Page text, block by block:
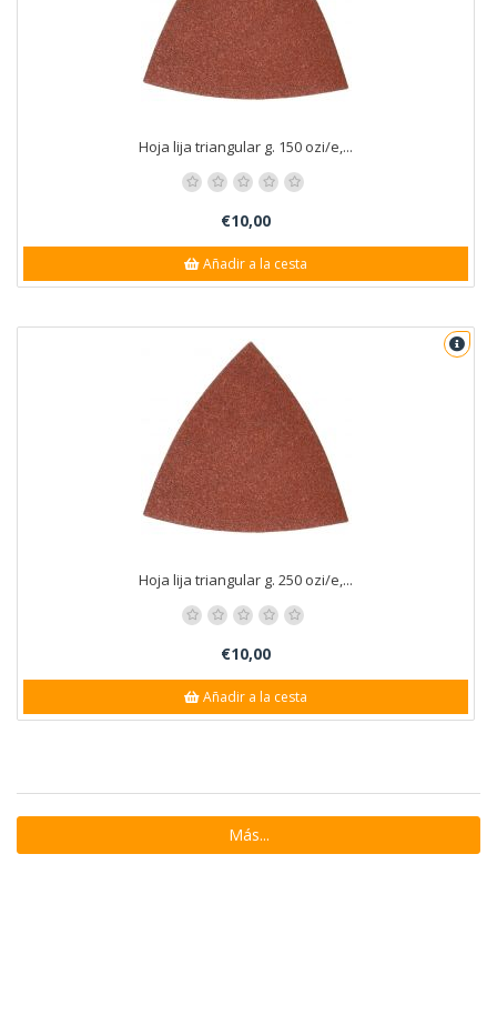
Hoja lija triangular g. 150 ozi/e,...
€10,00
Añadir a la cesta
Hoja lija triangular g. 250 ozi/e,...
€10,00
Añadir a la cesta
Más...